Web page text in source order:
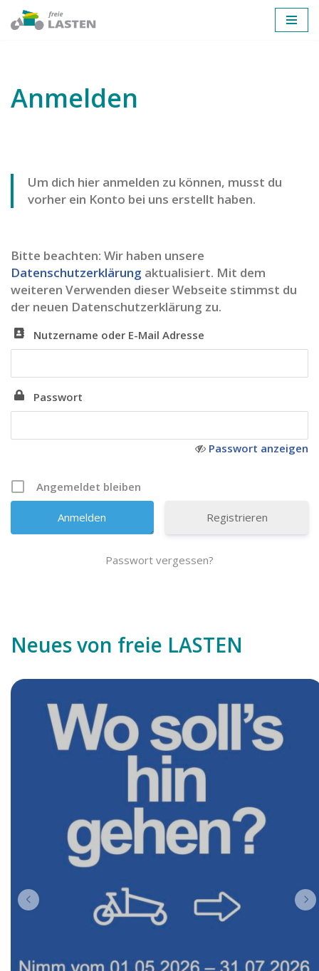
Anmelden
Um dich hier anmelden zu können, musst du
vorher ein Konto bei uns erstellt haben.
Bitte beachten: Wir haben unsere
Datenschutzerklärung aktualisiert. Mit dem
weiteren Verwenden dieser Webseite stimmst du
der neuen Datenschutzerklärung zu.
Nutzername oder E-Mail Adresse
Passwort
Passwort anzeigen
Angemeldet bleiben
Registrieren
Passwort vergessen?
Neues von freie LASTEN